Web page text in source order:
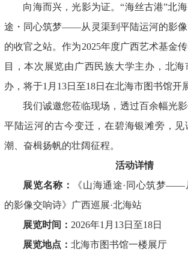
向海而兴，光影为证。“海丝古港”北
途・同心筑梦——从灵渠到平陆运河的影
的收官之站。作为2025年度广西艺术基金
目，本次展览由广西民族大学主办，北
办，将于1月13日至18日在北海市图书馆开
我们诚邀您莅临现场，透过百余幅光
平陆运河的古今变迁，在碧海银滩旁，见
潮、奋楫扬帆的壮阔征程。
活动详情
展览名称：
《山海通途·同心筑梦
的影像交响诗》广西巡展·北海站
展览时间： 2026年1月13日至18日
展览地点：北海市图书馆一楼展厅